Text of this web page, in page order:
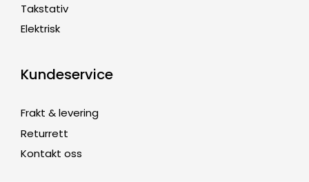
Takstativ
Elektrisk
Kundeservice
Frakt & levering
Returrett
Kontakt oss